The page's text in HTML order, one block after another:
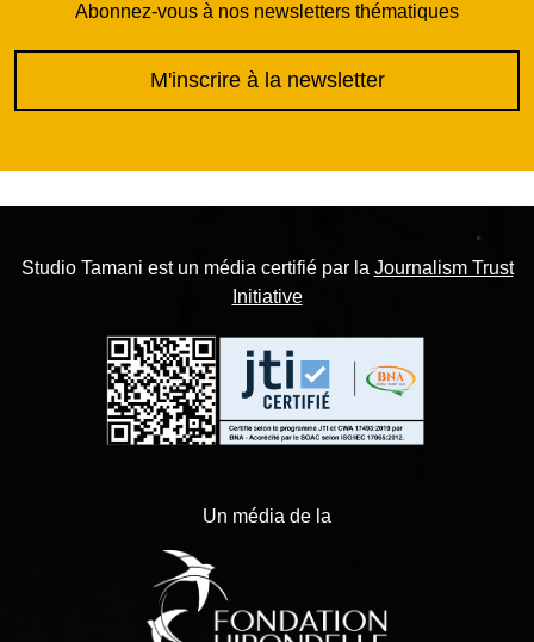
Abonnez-vous à nos newsletters thématiques
M'inscrire à la newsletter
Studio Tamani est un média certifié par la Journalism Trust
Initiative
Un média de la